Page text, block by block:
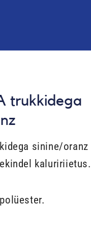
trukkidega
sinine/
kaluririietus.